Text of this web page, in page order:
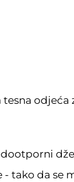
odjeća
- tako da se